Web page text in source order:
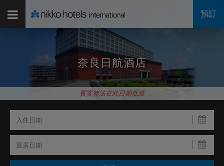
預訂
奈良日航酒店
賓客無法在此日期抵達